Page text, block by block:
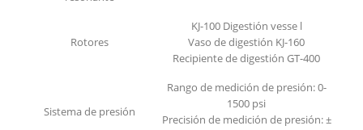
Rotores
KJ-100 Digestión vesse l
Vaso de digestión KJ-160
Recipiente de digestión GT-400
Sistema de presión
Rango de medición de presión: 0-
1500 psi
Precisión de medición de presión: ±